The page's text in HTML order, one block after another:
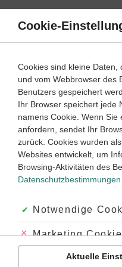
Direkt
Inhalt
Die Teilung
Geschichte
Außenpolitische
#Ost-West-Konflikt
#Kalter Krieg
#Bundesrepublik Deutschland
#innerdeutsche Gipfeltreffen
#Viermächte-Statut
Übung
Video
1
Cookie-
Cookies sind kleine Daten,
und vom Webbrowser des
Benutzers gespeichert
Ihr Browser speichert jede
namens Cookie. Wenn
anfordern, sendet Ihr
zurück. Cookies wurden
Websites entwickelt, um
Browsing-Aktivitäten des
Akzeptiert:
Notwendige
Abgelehnt:
Marketing
Abgelehnt:
Aktuelle